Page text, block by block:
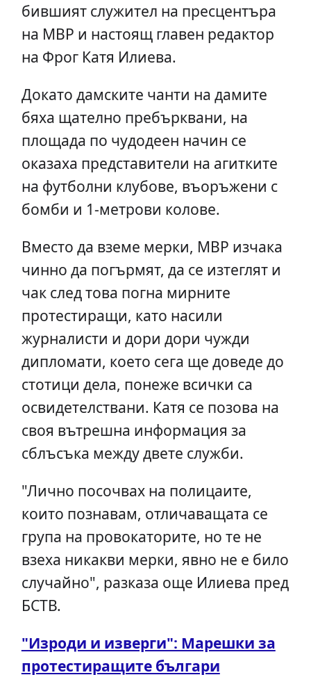
бившият служител на пресцентъра
на МВР и настоящ главен редактор
на Фрог Катя Илиева.
Докато дамските чанти на дамите
бяха щателно пребърквани, на
площада по чудодеен начин се
оказаха представители на агитките
на футболни клубове, въоръжени с
бомби и 1-метрови колове.
Вместо да вземе мерки, МВР изчака
чинно да погърмят, да се изтеглят и
чак след това погна мирните
протестиращи, като насили
журналисти и дори дори чужди
дипломати, което сега ще доведе до
стотици дела, понеже всички са
освидетелствани. Катя се позова на
своя вътрешна информация за
сблъсъка между двете служби.
"Лично посочвах на полицаите,
които познавам, отличаващата се
група на провокаторите, но те не
взеха никакви мерки, явно не е било
случайно", разказа още Илиева пред
БСТВ.
"Изроди и изверги": Марешки за
протестиращите българи